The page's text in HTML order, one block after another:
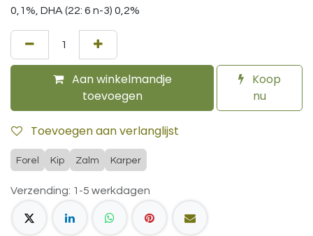
0,1%, DHA (22: 6 n-3) 0,2%
Aan winkelmandje
toevoegen
Koop
nu
Toevoegen aan verlanglijst
Forel Kip Zalm Karper
Verzending: 1-5 werkdagen